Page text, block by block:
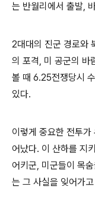
는 반월리에서 출발,
2대대의 진군 경로와
의 포격, 미 공군의 바
볼 때 6.25전쟁당시
있다.
이렇게 중요한 전투
어났다. 이 산하를 지
어키군, 미군들이 목
는 그 사실을 잊어가